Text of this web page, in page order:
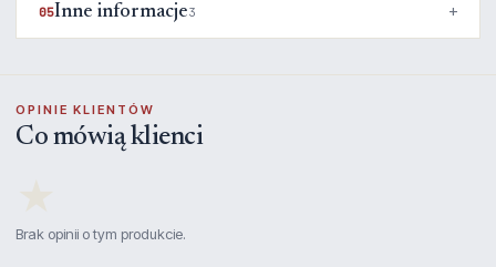
05Inne informacje3
OPINIE KLIENTÓW
Co mówią klienci
Brak opinii o tym produkcie.